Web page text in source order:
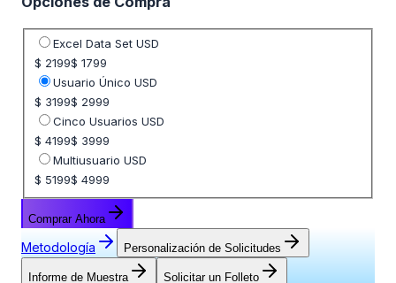
Seleccione opción de precio
Excel Data Set USD
$ 2199$ 1799
Usuario Único USD
$ 3199$ 2999
Cinco Usuarios USD
$ 4199$ 3999
Multiusuario USD
$ 5199$ 4999
Comprar Ahora
Metodología Personalización de Solicitudes
Informe de Muestra Solicitar un Folleto